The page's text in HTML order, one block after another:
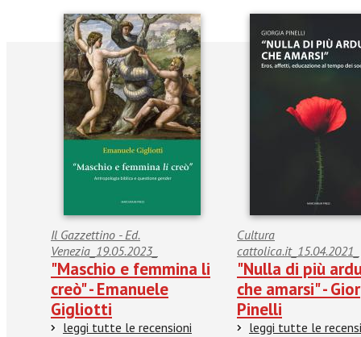
Il Gazzettino - Ed.
Venezia_19.05.2023_
"Maschio e femmina li
creò" - Emanuele
Gigliotti
leggi tutte le recensioni
Cultura
cattolica.it_15.04.2021_
"Nulla di più
che amarsi" -
Pinelli
leggi tutte le